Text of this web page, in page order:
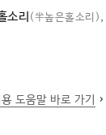
소리 (半높은홀소리) ,
도움말 바로 가기